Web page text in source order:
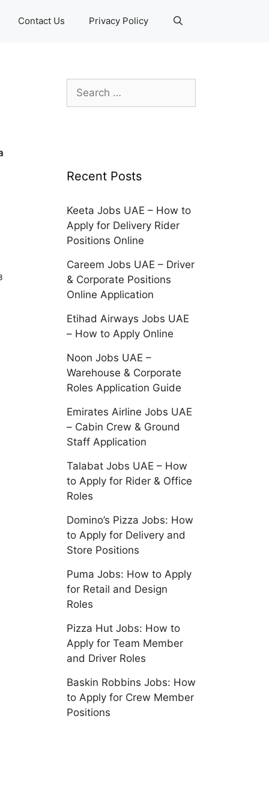
Contact Us Privacy Policy
Search
for:
Recent Posts
Keeta Jobs UAE – How to
Apply for Delivery Rider
Positions Online
Careem Jobs UAE – Driver
& Corporate Positions
Online Application
Etihad Airways Jobs UAE
– How to Apply Online
Noon Jobs UAE –
Warehouse & Corporate
Roles Application Guide
Emirates Airline Jobs UAE
– Cabin Crew & Ground
Staff Application
Talabat Jobs UAE – How
to Apply for Rider & Office
Roles
Domino’s Pizza Jobs: How
to Apply for Delivery and
Store Positions
Puma Jobs: How to Apply
for Retail and Design
Roles
Pizza Hut Jobs: How to
Apply for Team Member
and Driver Roles
Baskin Robbins Jobs: How
to Apply for Crew Member
Positions